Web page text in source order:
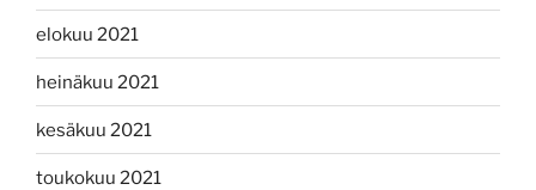
elokuu 2021
heinäkuu 2021
kesäkuu 2021
toukokuu 2021